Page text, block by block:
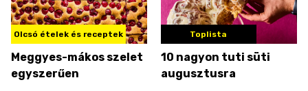
Olcsó ételek és receptek
Meggyes-mákos szelet
egyszerűen
Toplista
10 nagyon tuti süti
augusztusra